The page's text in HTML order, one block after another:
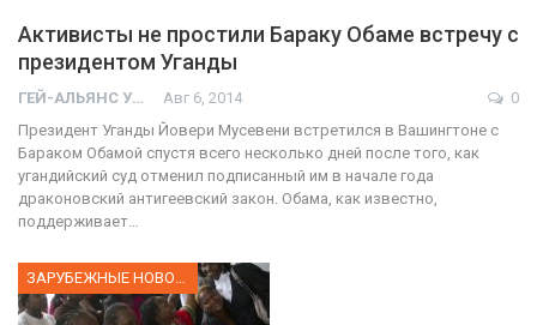
Активисты не простили Бараку Обаме встречу с
президентом Уганды
ГЕЙ-АЛЬЯНС УКРАИНА Авг 6, 2014
0
Президент Уганды Йовери Мусевени встретился в Вашингтоне с
Бараком Обамой спустя всего несколько дней после того, как
угандийский суд отменил подписанный им в начале года
драконовский антигеевский закон. Обама, как известно,
поддерживает…
ЗАРУБЕЖНЫЕ НОВОСТИ